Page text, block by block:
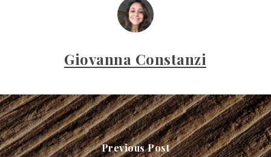
Giovanna Constanzi
Previous Post